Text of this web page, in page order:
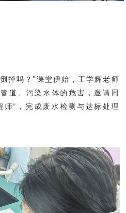
掉吗？”课堂伊始，王学辉老师
道、污染水体的危害，邀请同
师”，完成废水检测与达标处理